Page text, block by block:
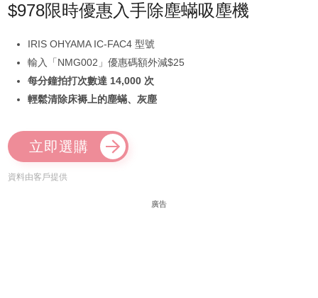
$978限時優惠入手除塵蟎吸塵機
IRIS OHYAMA IC-FAC4 型號
輸入「NMG002」優惠碼額外減$25
每分鐘拍打次數達 14,000 次
輕鬆清除床褥上的塵蟎、灰塵
立即選購
資料由客戶提供
廣告